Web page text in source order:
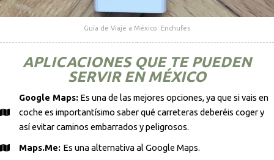
Guía de Viaje a México: Enchufes
APLICACIONES QUE TE PUEDEN
SERVIR EN MÉXICO
Google Maps: Es una de las mejores opciones, ya que si vais en
coche es importantísimo saber qué carreteras deberéis coger y
así evitar caminos embarrados y peligrosos.
Maps.Me: Es una alternativa al Google Maps.